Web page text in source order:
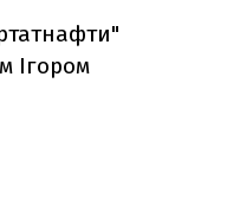
Ігором